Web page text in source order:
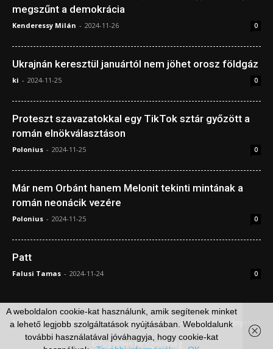
megszűnt a demokrácia
Kenderessy Milán - 2024-11-26 0
Ukrajnán keresztül januártól nem jöhet orosz földgáz
ki - 2024-11-25 0
Proteszt szavazatokkal egy TikTok sztár győzött a
román elnökválasztáson
Polonius - 2024-11-25 0
Már nem Orbánt hanem Melonit tekinti mintának a
román neonácik vezére
Polonius - 2024-11-25 0
Patt
Falusi Tamas - 2024-11-24 0
Médiaajánlat Impresszum Szerzői jogok Adatkezelési irányelvek
© Független Hírügynökség
A weboldalon cookie-kat használunk, amik segítenek minket
a lehető legjobb szolgáltatások nyújtásában. Weboldalunk
további használatával jóváhagyja, hogy cookie-kat